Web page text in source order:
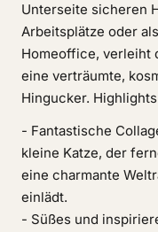
Unterseite sicheren
Arbeitsplätze oder
Homeoffice, verleiht
eine verträumte,
Hingucker.
- Fantastische
kleine Katze, der
eine charmante
einlädt.
- Süßes und